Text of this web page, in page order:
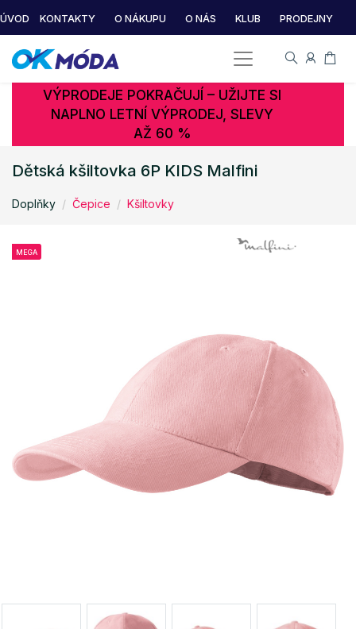
ÚVOD KONTAKTY O NÁKUPU O NÁS KLUB PRODEJNY
VÝPRODEJE POKRAČUJÍ – UŽIJTE SI
NAPLNO LETNÍ VÝPRODEJ, SLEVY
AŽ 60 %
Dětská kšiltovka 6P KIDS Malfini
Doplňky Čepice Kšiltovky
MEGA